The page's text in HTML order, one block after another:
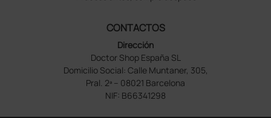
CONTACTOS
Dirección
Doctor Shop España SL
Domicilio Social: Calle Muntaner, 305,
Pral. 2ª – 08021 Barcelona
NIF: B66341298